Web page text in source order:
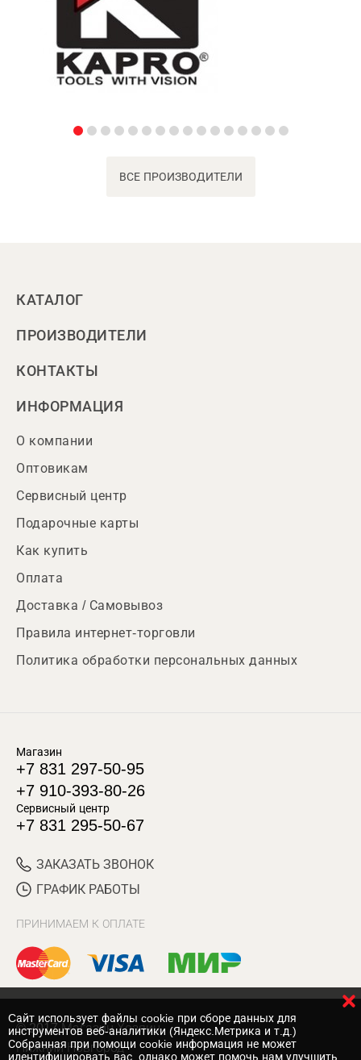
ВСЕ ПРОИЗВОДИТЕЛИ
КАТАЛОГ
ПРОИЗВОДИТЕЛИ
КОНТАКТЫ
ИНФОРМАЦИЯ
О компании
Оптовикам
Сервисный центр
Подарочные карты
Как купить
Оплата
Доставка / Самовывоз
Правила интернет-торговли
Политика обработки персональных данных
Магазин
+7 831 297-50-95
+7 910-393-80-26
Сервисный центр
+7 831 295-50-67
ЗАКАЗАТЬ ЗВОНОК
ГРАФИК РАБОТЫ
ПРИНИМАЕМ К ОПЛАТЕ
© 2017 Магазин Хозяин
Нижний Новгород
Cайт использует файлы cookie при сборе данных для
инструментов веб-аналитики (Яндекс.Метрика и т.д.)
Собранная при помощи cookie информация не может
идентифицировать вас, однако может помочь нам улучшить